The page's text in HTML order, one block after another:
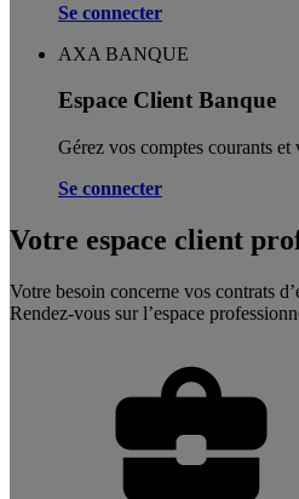
Se connecter
AXA BANQUE
Espace Client Banque
Gérez vos comptes courants
Se connecter
Votre espace client
Votre besoin concerne vos contrats
Rendez-vous sur l’espace